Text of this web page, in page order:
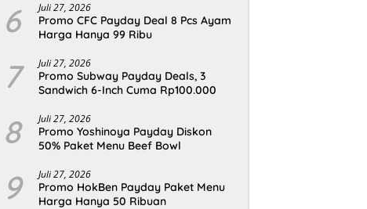
6 Juli 27, 2026
Promo CFC Payday Deal 8 Pcs Ayam
Harga Hanya 99 Ribu
7 Juli 27, 2026
Promo Subway Payday Deals, 3
Sandwich 6-Inch Cuma Rp100.000
8 Juli 27, 2026
Promo Yoshinoya Payday Diskon
50% Paket Menu Beef Bowl
9 Juli 27, 2026
Promo HokBen Payday Paket Menu
Harga Hanya 50 Ribuan